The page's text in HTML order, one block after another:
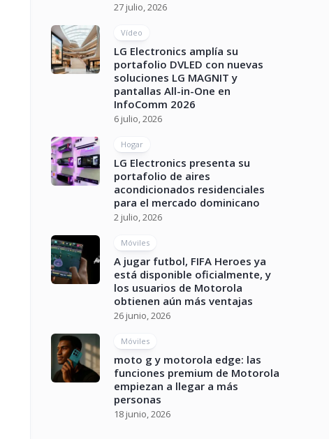
27 julio, 2026
Vídeo
LG Electronics amplía su
portafolio DVLED con nuevas
soluciones LG MAGNIT y
pantallas All-in-One en
InfoComm 2026
6 julio, 2026
Hogar
LG Electronics presenta su
portafolio de aires
acondicionados residenciales
para el mercado dominicano
2 julio, 2026
Móviles
A jugar futbol, FIFA Heroes ya
está disponible oficialmente, y
los usuarios de Motorola
obtienen aún más ventajas
26 junio, 2026
Móviles
moto g y motorola edge: las
funciones premium de Motorola
empiezan a llegar a más
personas
18 junio, 2026